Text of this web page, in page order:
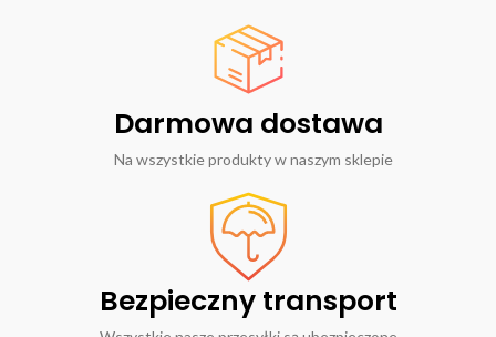
Darmowa dostawa
Na wszystkie produkty w naszym sklepie
Bezpieczny transport